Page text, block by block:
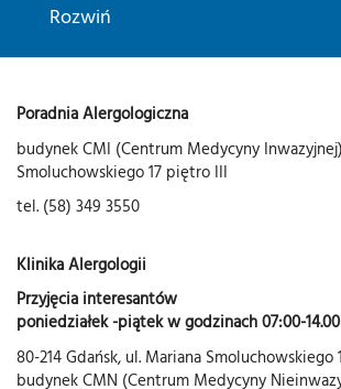
Rozwiń
Poradnia Alergologiczna
budynek CMI (Centrum Medycyny
Smoluchowskiego 17 piętro III
tel. (58) 349 3550
Klinika Alergologii
Przyjęcia interesantów
poniedziałek -piątek w godzinach 07:00-14.00
80-214 Gdańsk, ul. Mariana Smoluchowskiego
budynek CMN (Centrum Medycyny